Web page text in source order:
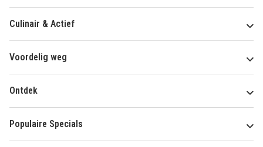
Culinair & Actief
Voordelig weg
Ontdek
Populaire Specials